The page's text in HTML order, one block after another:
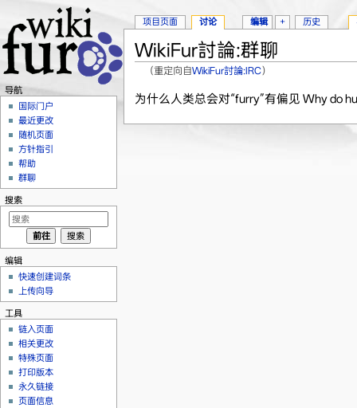
WikiFur討論:群聊
（重定向自WikiFur討論:IRC）
为什么人类总会对“furry”有偏见 Why do
项目页面 讨论 编辑 + 历史
导航
国际门户
最近更改
随机页面
方针指引
帮助
群聊
搜索
编辑
快速创建词条
上传向导
工具
链入页面
相关更改
特殊页面
打印版本
永久链接
页面信息